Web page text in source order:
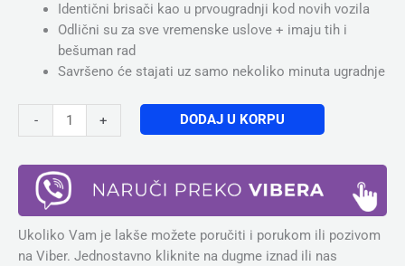
Identični brisači kao u prvougradnji kod novih vozila
Odlični su za sve vremenske uslove + imaju tih i
bešuman rad
Savršeno će stajati uz samo nekoliko minuta ugradnje
- + DODAJ U KORPU
Ukoliko Vam je lakše možete poručiti i porukom ili pozivom
na Viber. Jednostavno kliknite na dugme iznad ili nas